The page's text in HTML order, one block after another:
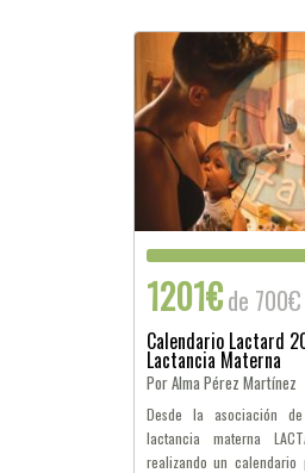
1201€de 700€
Calendario Lactard
Lactancia Materna
Por Alma Pérez Martínez
Desde la asociación
lactancia materna
realizando un calendario